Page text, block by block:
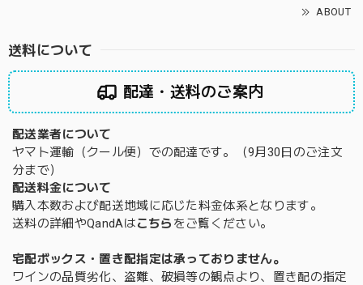
ABOUT
送料について
配達・送料のご案内
配送業者について
ヤマト運輸（クール便）での配達です。（9月30日のご注文
分まで）
配送料金について
購入本数および配送地域に応じた料金体系となります。
送料の詳細やQandAはこちら をご覧ください。
宅配ボックス・置き配指定は承っておりません。
ワインの品質劣化、盗難、破損等の観点より、置き配の指定